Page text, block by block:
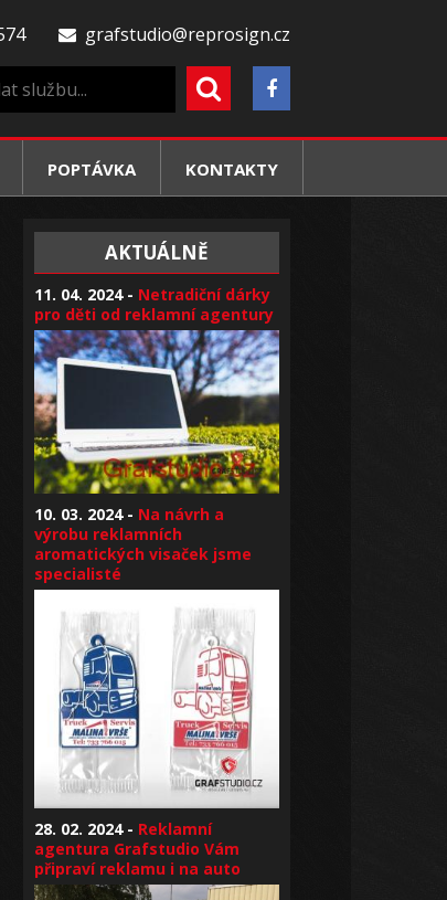
grafstudio@reprosign.cz
POPTÁVKA KONTAKTY
AKTUÁLNĚ
11. 04. 2024 - Netradiční dárky
pro děti od reklamní agentury
10. 03. 2024 - Na návrh a
výrobu reklamních
aromatických visaček jsme
specialisté
28. 02. 2024 - Reklamní
agentura Grafstudio Vám
připraví reklamu i na auto